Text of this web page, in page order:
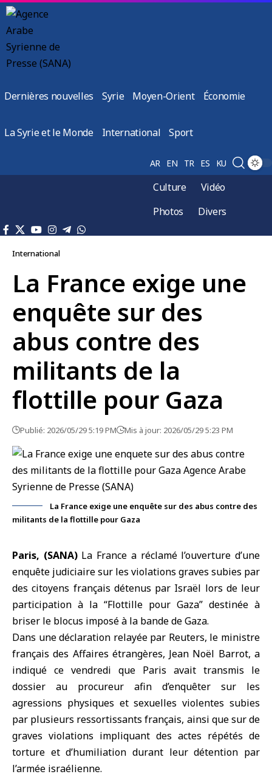
Dernières nouvelles Syrie Moyen-Orient Économie
La Syrie et le Monde International Sport
AR EN TR ES KU
Culture
Vidéo
Photos
Divers
International
La France exige une
enquête sur des
abus contre des
militants de la
flottille pour Gaza
Publié: 2026/05/29 5:19 PM Mis à jour: 2026/05/29 5:23 PM
La France exige une enquête sur des abus contre des
militants de la flottille pour Gaza
Paris, (SANA)La France a réclamé l’ouverture d’une
enquête judiciaire sur les violations graves subies par
des citoyens français détenus par Israël lors de leur
participation à la “Flottille pour Gaza” destinée à
briser le blocus imposé à la bande de Gaza.
Dans une déclaration relayée par Reuters, le ministre
français des Affaires étrangères, Jean Noël Barrot, a
indiqué ce vendredi que Paris avait transmis le
dossier au procureur afin d’enquêter sur les
agressions physiques et sexuelles violentes subies
par plusieurs ressortissants français, ainsi que sur de
graves violations impliquant des actes répétés de
torture et d’humiliation durant leur détention par
l’armée israélienne.